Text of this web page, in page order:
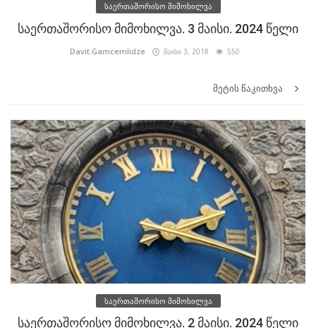
საერთაშორისო მიმოხილვა
საერთაშორისო მიმოხილვა. 3 მაისი. 2024 წელი
Davit.Gamcemlidze მაისი 3, 2018 550
მეტის წაკითხვა
საერთაშორისო მიმოხილვა
საერთაშორისო მიმოხილვა. 2 მაისი. 2024 წელი